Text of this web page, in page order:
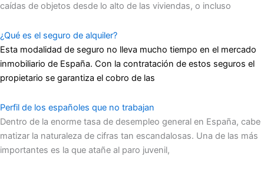
caídas de objetos desde lo alto de las viviendas, o incluso
¿Qué es el seguro de alquiler?
Esta modalidad de seguro no lleva mucho tiempo en el mercado
inmobiliario de España. Con la contratación de estos seguros el
propietario se garantiza el cobro de las
Perfil de los españoles que no trabajan
Dentro de la enorme tasa de desempleo general en España, cabe
matizar la naturaleza de cifras tan escandalosas. Una de las más
importantes es la que atañe al paro juvenil,